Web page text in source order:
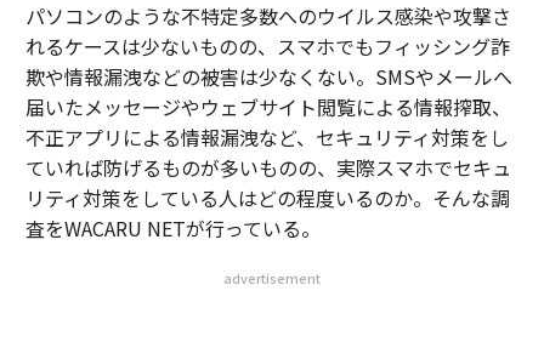
パソコンのような不特定多数へのウイルス感染や攻撃さ
れるケースは少ないものの、スマホでもフィッシング詐
欺や情報漏洩などの被害は少なくない。SMSやメールへ
届いたメッセージやウェブサイト閲覧による情報搾取、
不正アプリによる情報漏洩など、セキュリティ対策をし
ていれば防げるものが多いものの、実際スマホでセキュ
リティ対策をしている人はどの程度いるのか。そんな調
査をWACARU NETが行っている。
advertisement